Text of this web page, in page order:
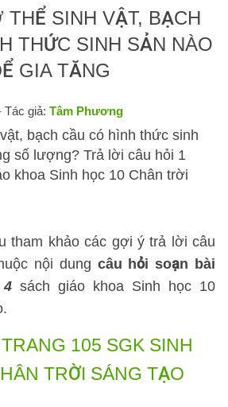
THỂ SINH VẬT, BẠCH
THỨC SINH SẢN NÀO
GIA TĂNG
Tác giả: Tâm Phương
bạch cầu có hình thức sinh
số lượng? Trả lời câu hỏi 1
khoa Sinh học 10 Chân trời
tham khảo các gợi ý trả lời câu
nội dung câu hỏi soạn bài
sách giáo khoa Sinh học 10
105 SGK SINH
TRỜI SÁNG TẠO